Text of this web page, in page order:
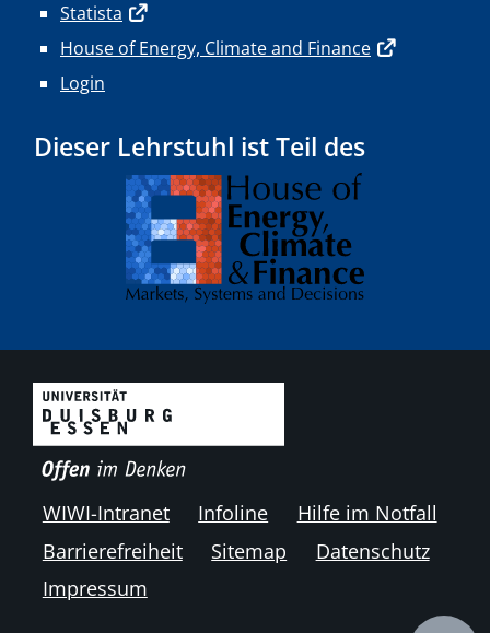
Statista
House of Energy, Climate and Finance
Login
Dieser Lehrstuhl ist Teil des
WIWI-Intranet Infoline
Hilfe im Notfall
Barrierefreiheit
Sitemap
Datenschutz
Impressum